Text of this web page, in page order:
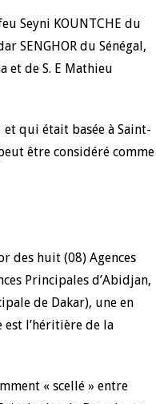
Seyni KOUNTCHE du
SENGHOR du Sénégal,
et de S. E Mathieu
qui était basée à Saint-
être considéré comme
des huit (08) Agences
Principales d’Abidjan,
de Dakar), une en
est l’héritière de la
« scellé » entre